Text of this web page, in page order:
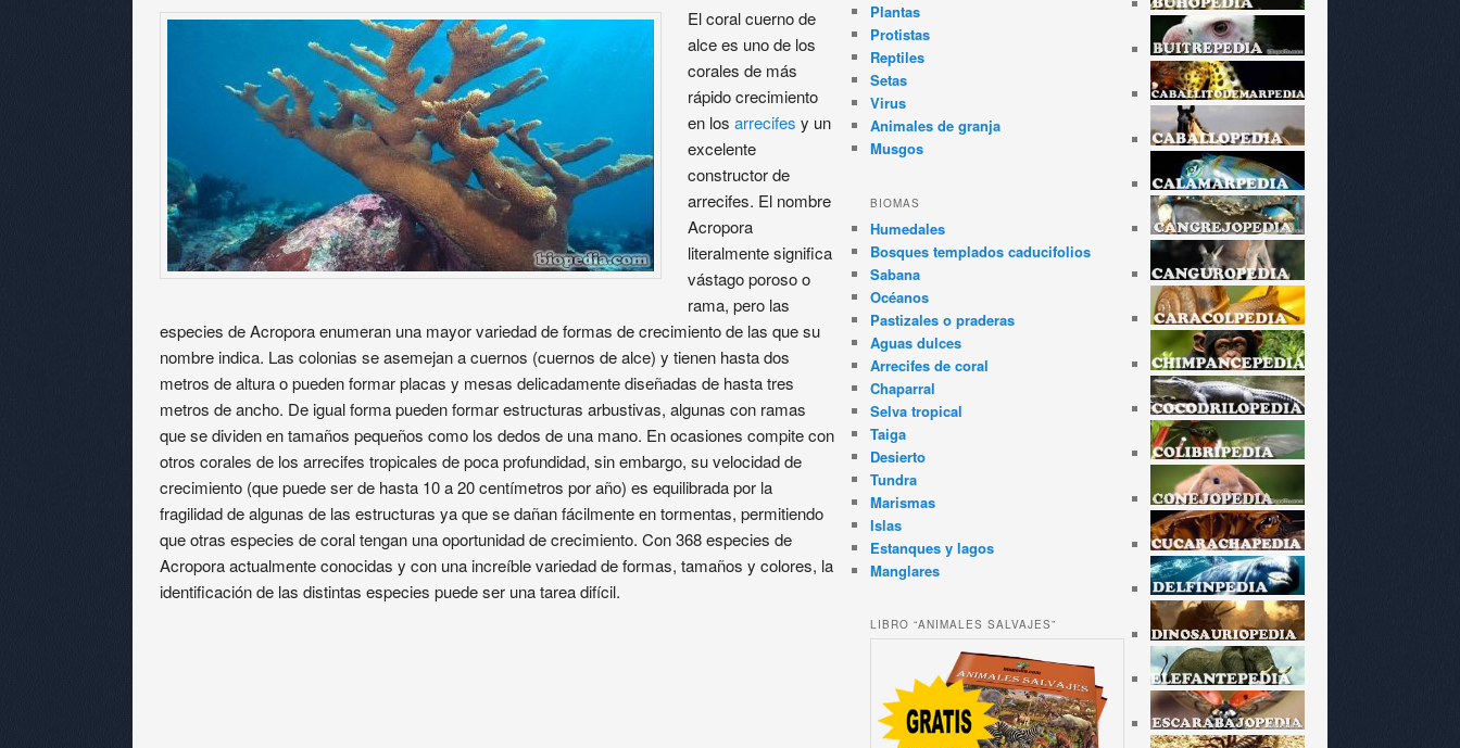
El coral cuerno de
alce es uno de los
corales de más
rápido crecimiento
en losarrecifes y un
excelente
constructor de
arrecifes. El nombre
Acropora
literalmente significa
vástago poroso o
rama, pero las
especies de Acropora enumeran una mayor variedad de formas de crecimiento de las que su
nombre indica. Las colonias se asemejan a cuernos (cuernos de alce) y tienen hasta dos
metros de altura o pueden formar placas y mesas delicadamente diseñadas de hasta tres
metros de ancho. De igual forma pueden formar estructuras arbustivas, algunas con ramas
que se dividen en tamaños pequeños como los dedos de una mano. En ocasiones compite con
otros corales de los arrecifes tropicales de poca profundidad, sin embargo, su velocidad de
crecimiento (que puede ser de hasta 10 a 20 centímetros por año) es equilibrada por la
fragilidad de algunas de las estructuras ya que se dañan fácilmente en tormentas, permitiendo
que otras especies de coral tengan una oportunidad de crecimiento. Con 368 especies de
Acropora actualmente conocidas y con una increíble variedad de formas, tamaños y colores, la
identificación de las distintas especies puede ser una tarea difícil.
Plantas
Protistas
Reptiles
Setas
Virus
Animales de granja
Musgos
BIOMAS
Humedales
Bosques templados caducifolios
Sabana
Océanos
Pastizales o praderas
Aguas dulces
Arrecifes de coral
Chaparral
Selva tropical
Taiga
Desierto
Tundra
Marismas
Islas
Estanques y lagos
Manglares
LIBRO “ANIMALES SALVAJES”